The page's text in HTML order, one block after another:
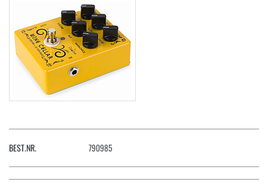
BEST.NR. 790985